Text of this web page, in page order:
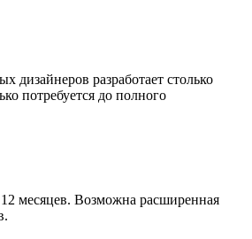
дизайнеров разработает столько
потребуется до полного
месяцев. Возможна расширенная